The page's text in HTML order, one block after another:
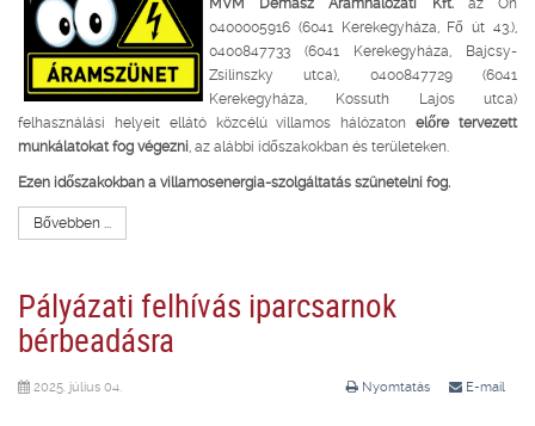
MVM Démász Áramhálózati Kft.az Ön
0400005916 (6041 Kerekegyháza, Fő út 43.),
0400847733 (6041 Kerekegyháza, Bajcsy-
Zsilinszky utca), 0400847729 (6041
Kerekegyháza, Kossuth Lajos utca)
felhasználási helyeit ellátó közcélú villamos hálózatonelőre tervezett
munkálatokat fog végezni, az alábbi időszakokban és területeken.
Ezen időszakokban a villamosenergia-szolgáltatás szünetelni fog.
Bővebben ...
Pályázati felhívás iparcsarnok
bérbeadásra
Nyomtatás E-mail
2025. július 04.